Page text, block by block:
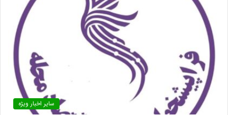
سایر اخبار ویژه